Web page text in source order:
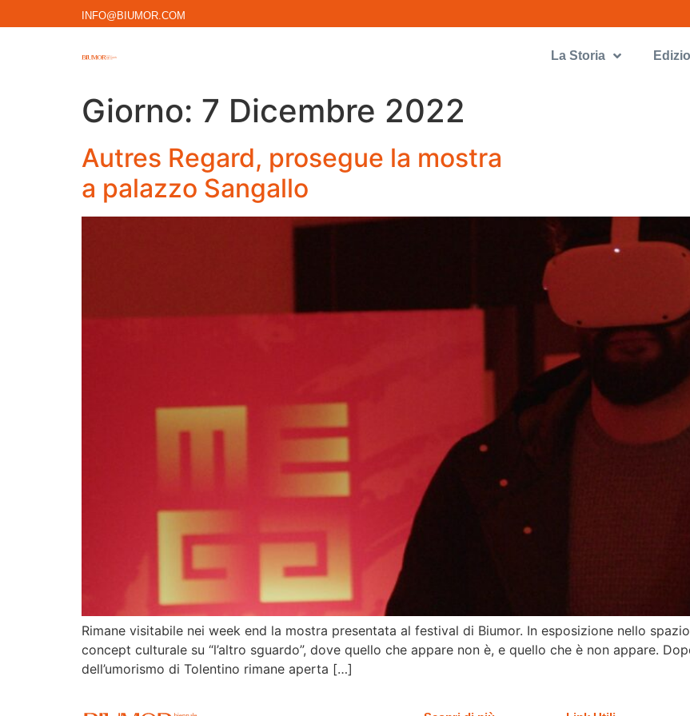
INFO@BIUMOR.COM
La Storia
Giorno: 7 Dicembre 2022
Autres Regard, prosegue la mostra
a palazzo Sangallo
Rimane visitabile nei week end la mostra presentata al festival di Biumor. In esposizione nello
concept culturale su “l’altro sguardo”, dove quello che appare non è, e quello che è non appare.
dell’umorismo di Tolentino rimane aperta […]